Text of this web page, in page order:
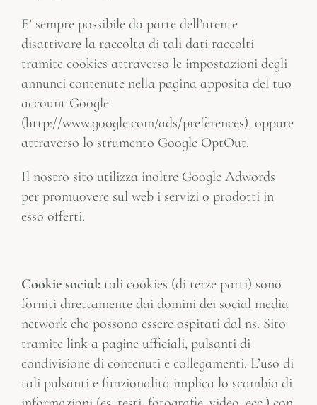
E’ sempre possibile da parte dell’utente
disattivare la raccolta di tali dati raccolti
tramite cookies attraverso le impostazioni degli
annunci contenute nella pagina apposita del tuo
account Google
(http://www.google.com/ads/preferences), oppure
attraverso lo strumento Google OptOut.
Il nostro sito utilizza inoltre Google Adwords
per promuovere sul web i servizi o prodotti in
esso offerti.
Cookie social: tali cookies (di terze parti) sono
forniti direttamente dai domini dei social media
network che possono essere ospitati dal ns. Sito
tramite link a pagine ufficiali, pulsanti di
condivisione di contenuti e collegamenti. L’uso di
tali pulsanti e funzionalità implica lo scambio di